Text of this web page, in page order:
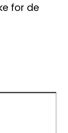
for de